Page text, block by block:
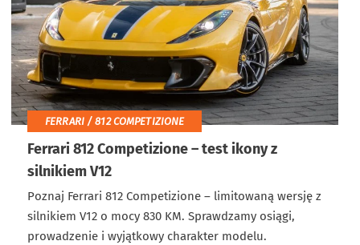
FERRARI / 812 COMPETIZIONE
Ferrari 812 Competizione – test ikony z
silnikiem V12
Poznaj Ferrari 812 Competizione – limitowaną wersję z
silnikiem V12 o mocy 830 KM. Sprawdzamy osiągi,
prowadzenie i wyjątkowy charakter modelu.